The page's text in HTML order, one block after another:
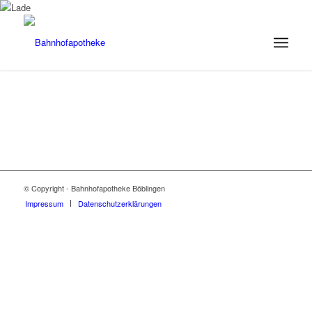
© Copyright - Bahnhofapotheke Böblingen
Impressum
Datenschutzerklärungen